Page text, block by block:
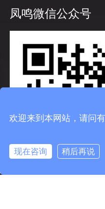
凤
凤鸣微信公众号
欢迎来到本网站，请问
现在咨询 稍后再说